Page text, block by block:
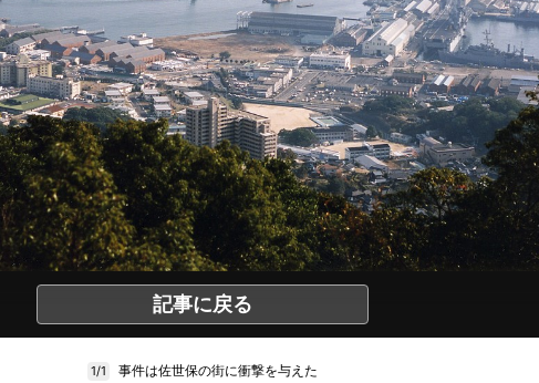
記事に戻る
1/1 事件は佐世保の街に衝撃を与えた